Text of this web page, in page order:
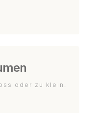
oder zu klein.